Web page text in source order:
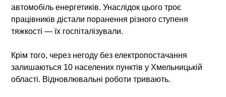
автомобіль енергетиків. Унаслідок цього троє
працівників дістали поранення різного ступеня
тяжкості — їх госпіталізували.
Крім того, через негоду без електропостачання
залишаються 10 населених пунктів у Хмельницькій
області. Відновлювальні роботи тривають.